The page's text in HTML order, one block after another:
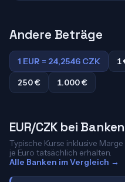
Andere Beträge
1 EUR = 24,2546 CZK 1
250 €
1.000 €
EUR/CZK bei
Typische Kurse inklusive
je Euro tatsächlich erhalten.
Alle Banken im Vergleich →